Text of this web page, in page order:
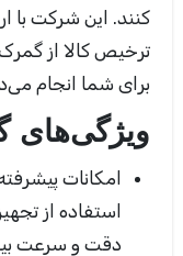
کنند. این شرکت با
ترخیص کالا از
برای شما انجام
ویژگی‌های
امکانات
استفاده از
دقت و سرعت